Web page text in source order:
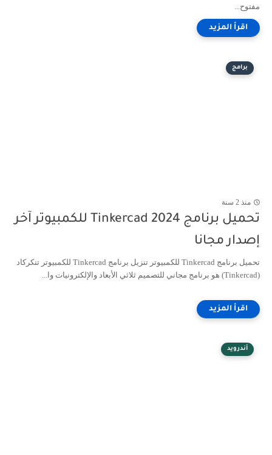
مفتوح...
برامج
منذ 2 سنة
تحميل برنامج Tinkercad 2024 للكمبيوتر آخر
إصدار مجانا
تحميل برنامج Tinkercad للكمبيوتر تنزيل برنامج Tinkercad للكمبيوتر تنكركاد
(Tinkercad) هو برنامج مجاني للتصميم ثلاثي الأبعاد والإلكترونيات وا...
أندرويد